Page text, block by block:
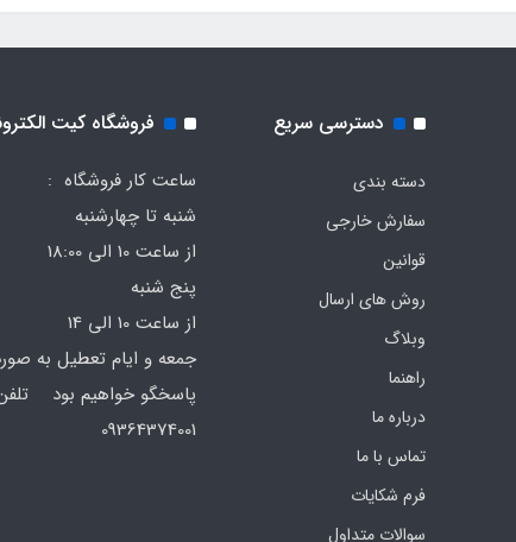
دسترسی سریع
دسته بندی
سفارش خارجی
قوانین
روش های ارسال
وبلاگ
راهنما
درباره ما
تماس با ما
فرم‌ شکایات
سوالات متداول
فروشگاه کیت
ساعت کار فروشگاه :
شنبه تا چهارشنبه
از ساعت 10 الی 18:00
پنج شنبه
از ساعت 10 الی 14
جمعه و ایام تعطیل به
پاسخگو خواهیم بود تلفن